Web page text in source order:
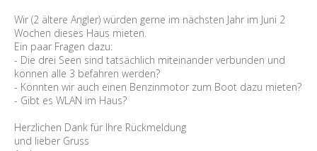
Wir (2 ältere Angler) würden gerne im nächsten Jahr im Juni 2
Wochen dieses Haus mieten.
Ein paar Fragen dazu:
- Die drei Seen sind tatsächlich miteinander verbunden und
können alle 3 befahren werden?
- Könnten wir auch einen Benzinmotor zum Boot dazu mieten?
- Gibt es WLAN im Haus?
Herzlichen Dank für Ihre Rückmeldung
und lieber Gruss